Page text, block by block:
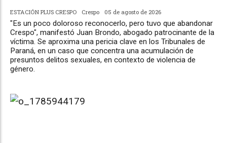
ESTACIÓN PLUS CRESPO Crespo 05 de agosto de 2026
"Es un poco doloroso reconocerlo, pero tuvo que abandonar
Crespo", manifestó Juan Brondo, abogado patrocinante de la
víctima. Se aproxima una pericia clave en los Tribunales de
Paraná, en un caso que concentra una acumulación de
presuntos delitos sexuales, en contexto de violencia de
género.